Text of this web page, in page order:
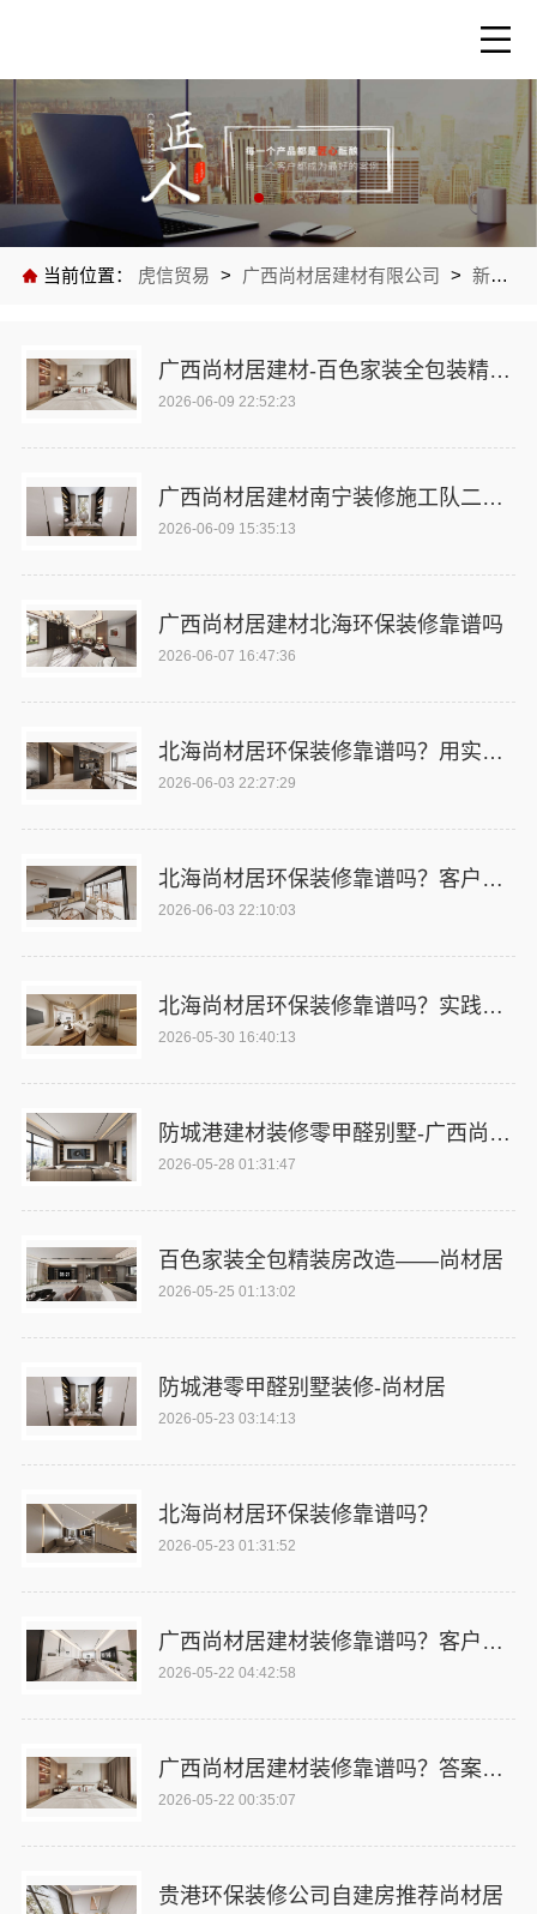
当前位置： 虎信贸易 > 广西尚材居建材有限公司 > 新闻中心
广西尚材居建材-百色家装全包装精装房改造
2026-06-09 22:52:23
广西尚材居建材南宁装修施工队二手房改造专家
2026-06-09 15:35:13
广西尚材居建材北海环保装修靠谱吗
2026-06-07 16:47:36
北海尚材居环保装修靠谱吗？用实力说话
2026-06-03 22:27:29
北海尚材居环保装修靠谱吗？客户好评来证明
2026-06-03 22:10:03
北海尚材居环保装修靠谱吗？实践给出答案
2026-05-30 16:40:13
防城港建材装修零甲醛别墅-广西尚材居建材有限公司
2026-05-28 01:31:47
百色家装全包精装房改造——尚材居
2026-05-25 01:13:02
防城港零甲醛别墅装修-尚材居
2026-05-23 03:14:13
北海尚材居环保装修靠谱吗？
2026-05-23 01:31:52
广西尚材居建材装修靠谱吗？客户口碑见证品质
2026-05-22 04:42:58
广西尚材居建材装修靠谱吗？答案在这里
2026-05-22 00:35:07
贵港环保装修公司自建房推荐尚材居